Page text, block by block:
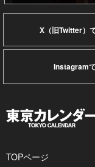
X（旧Twitter）
Instagram
TOPページ